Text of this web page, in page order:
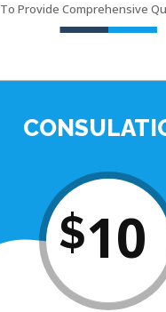
To Provide Comprehensive
$10